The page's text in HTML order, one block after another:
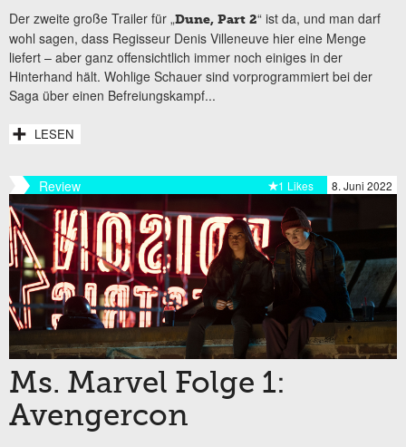
Der zweite große Trailer für „Dune, Part 2“ ist da, und man darf
wohl sagen, dass Regisseur Denis Villeneuve hier eine Menge
liefert – aber ganz offensichtlich immer noch einiges in der
Hinterhand hält. Wohlige Schauer sind vorprogrammiert bei der
Saga über einen Befreiungskampf...
LESEN
Review 8. Juni 2022
1 Likes
Ms. Marvel Folge 1:
Avengercon